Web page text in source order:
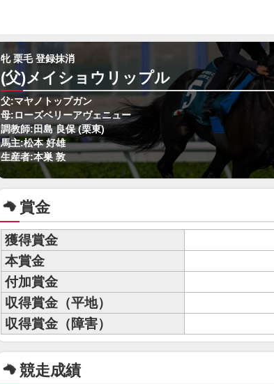
牝 栗毛 登録抹消
(父)メイショウリップル
父:マヤノトップガン
母:ローズベリーアヴェニュー
調教師:田島 良保 (栗東)
馬主:松本 好雄
生産者:本巣 敦
賞金
獲得賞金
本賞金
付加賞金
収得賞金（平地）
収得賞金（障害）
競走成績